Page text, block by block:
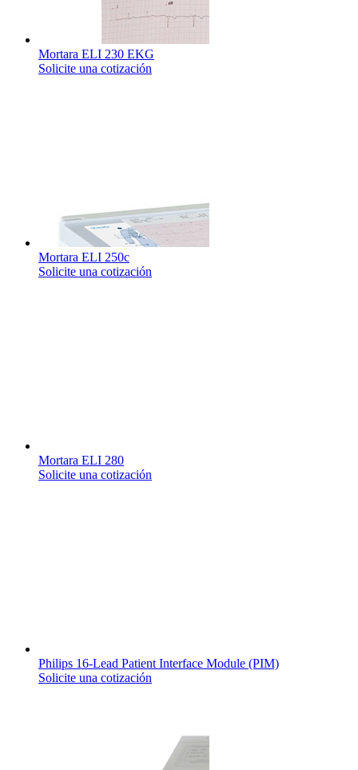
Mortara ELI 230 EKG
Solicite una cotización
Mortara ELI 250c
Solicite una cotización
Mortara ELI 280
Solicite una cotización
Philips 16-Lead Patient Interface Module (PIM)
Solicite una cotización